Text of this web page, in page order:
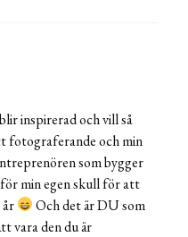
inspirerad och vill så
fotograferande och min
som bygger
min egen skull för att
Och det är DU som
vara den du är